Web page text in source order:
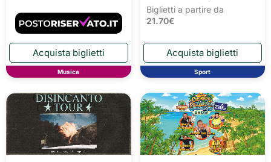
Musica
Biglietti a partire da
21.70€
Sport